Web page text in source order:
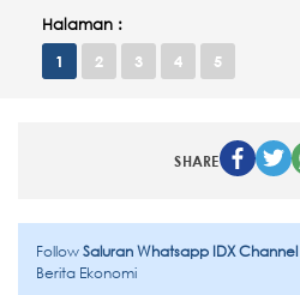
Halaman :
1 2 3 4 5
SHARE
FollowSaluran Whatsapp IDX Channel
Berita Ekonomi